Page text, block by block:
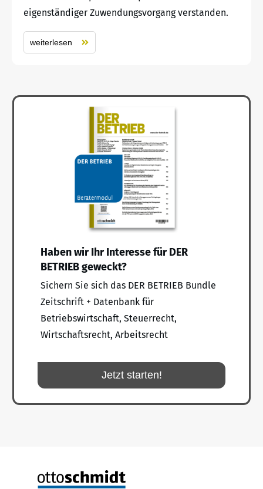
eigenständiger Zuwendungsvorgang verstanden.
weiterlesen
Haben wir Ihr Interesse für DER
BETRIEB geweckt?
Sichern Sie sich das DER BETRIEB Bundle
Zeitschrift + Datenbank für
Betriebswirtschaft, Steuerrecht,
Wirtschaftsrecht, Arbeitsrecht
Jetzt starten!